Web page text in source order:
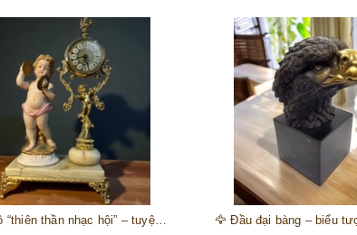
🎺 Đồng hồ “thiên thần nhạc hội” – tuyệt mỹ phẩm trang trí phong cách hoàng gia 🎼